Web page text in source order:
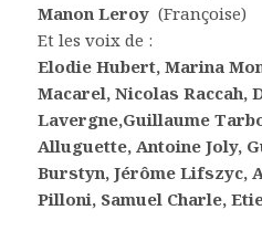
Manon Leroy (Françoise)
Et les voix de :
Elodie Hubert, Marina
Macarel,Nicolas Raccah,
Lavergne,Guillaume
Alluguette, Antoine Joly,
Burstyn, Jérôme Lifszyc,
Pilloni, Samuel Charle,